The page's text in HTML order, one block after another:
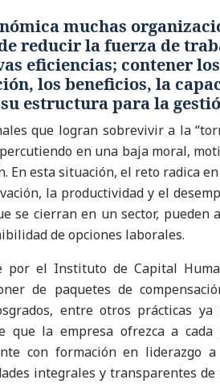
muchas
reducir la fuerza de
eficiencias; contener
los beneficios, la
estructura para la
que logran sobrevivir a la
en una baja moral,
En esta situación, el reto radica
la productividad y el
se cierran en un sector,
de opciones laborales.
por el Instituto de Capital
de paquetes de
entre otros prácticas
que la empresa ofrezca a cada
con formación en liderazgo
integrales y transparentes